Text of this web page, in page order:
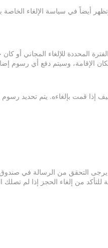
أيضاً في سياسة الإلغاء
المحددة للإلغاء المجاني أو
الإقامة، وسيتم دفع أي رسوم
إذا قمت بإلغاءه. يتم تحديد
يرجى التحقق من الرسالة في